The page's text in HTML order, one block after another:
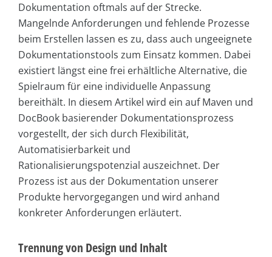
Dokumentation oftmals auf der Strecke.
Mangelnde Anforderungen und fehlende Prozesse
beim Erstellen lassen es zu, dass auch ungeeignete
Dokumentationstools zum Einsatz kommen. Dabei
existiert längst eine frei erhältliche Alternative, die
Spielraum für eine individuelle Anpassung
bereithält. In diesem Artikel wird ein auf Maven und
DocBook basierender Dokumentationsprozess
vorgestellt, der sich durch Flexibilität,
Automatisierbarkeit und
Rationalisierungspotenzial auszeichnet. Der
Prozess ist aus der Dokumentation unserer
Produkte hervorgegangen und wird anhand
konkreter Anforderungen erläutert.
Trennung von Design und Inhalt